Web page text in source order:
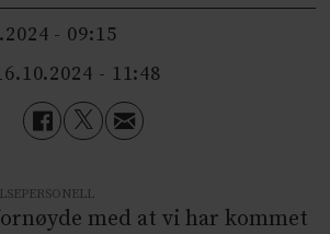
- 09:15
16.10.2024 - 11:48
med at vi har kommet